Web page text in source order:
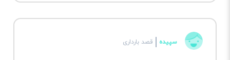
سپیده قصد بارداری